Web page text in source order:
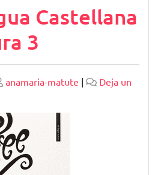
Castellana
3
anamaria-matute |
Deja un